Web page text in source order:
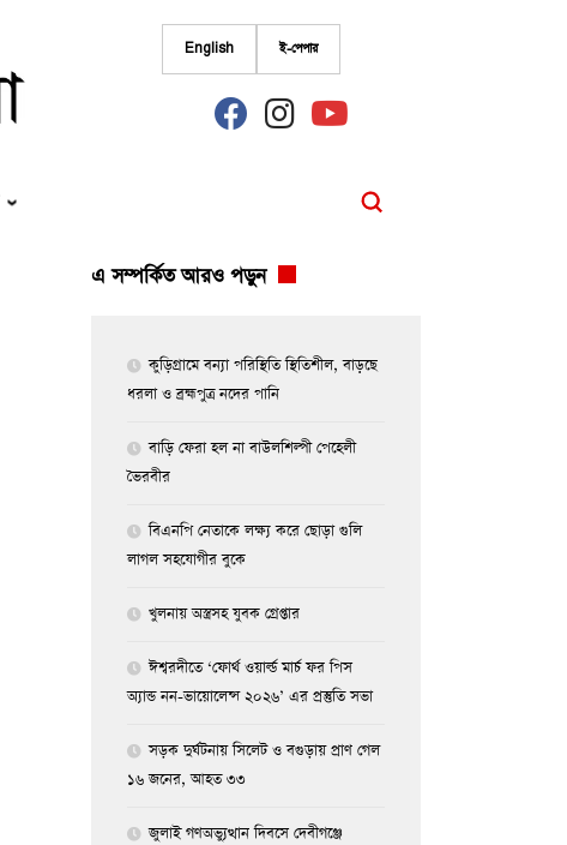
English ই-পেপার
fab
fa-
fab
fa-
fab
fa-
এ সম্পর্কিত আরও পড়ুন
কুড়িগ্রামে বন্যা পরিস্থিতি স্থিতিশীল, বাড়ছে
ধরলা ও ব্রহ্মপুত্র নদের পানি
বাড়ি ফেরা হল না বাউলশিল্পী পেহেলী
ভৈরবীর
বিএনপি নেতাকে লক্ষ্য করে ছোড়া গুলি
লাগল সহযোগীর বুকে
খুলনায় অস্ত্রসহ যুবক গ্রেপ্তার
ঈশ্বরদীতে ‘ফোর্থ ওয়ার্ল্ড মার্চ ফর পিস
অ্যান্ড নন-ভায়োলেন্স ২০২৬’ এর প্রস্তুতি সভা
সড়ক দুর্ঘটনায় সিলেট ও বগুড়ায় প্রাণ গেল
১৬ জনের, আহত ৩৩
জুলাই গণঅভ্যুত্থান দিবসে দেবীগঞ্জে